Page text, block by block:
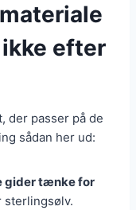
efter
der passer på de
sådan her ud:
gider tænke for
sterlingsølv.